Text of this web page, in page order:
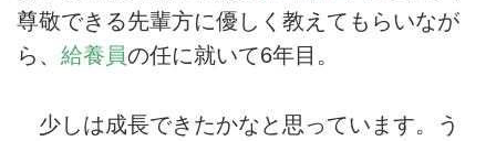
尊敬できる先輩方に優しく教えてもらいなが
ら、 給養員の任に就いて6年目。
少しは成長できたかなと思っています。う